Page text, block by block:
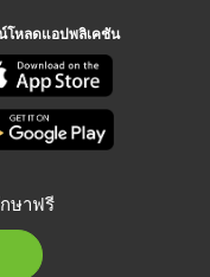
โหลดแอปพลิเคชัน
ษาฟรี